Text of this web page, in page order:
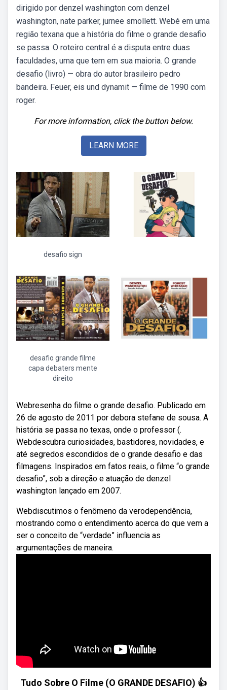
dirigido por denzel washington com denzel
washington, nate parker, jurnee smollett. Webé em uma
região texana que a história do filme o grande desafio
se passa. O roteiro central é a disputa entre duas
faculdades, uma que tem em sua maioria. O grande
desafio (livro) — obra do autor brasileiro pedro
bandeira. Feuer, eis und dynamit — filme de 1990 com
roger.
For more information, click the button below.
LEARN MORE
desafio sign
desafio grande filme
capa debaters mente
direito
Webresenha do filme o grande desafio. Publicado em
26 de agosto de 2011 por debora stefane de sousa. A
história se passa no texas, onde o professor (.
Webdescubra curiosidades, bastidores, novidades, e
até segredos escondidos de o grande desafio e das
filmagens. Inspirados em fatos reais, o filme “o grande
desafio”, sob a direção e atuação de denzel
washington lançado em 2007.
Webdiscutimos o fenômeno da verodependência,
mostrando como o entendimento acerca do que vem a
ser o conceito de “verdade” influencia as
argumentações de maneira.
Tudo Sobre O Filme (O GRANDE DESAFIO) 👍